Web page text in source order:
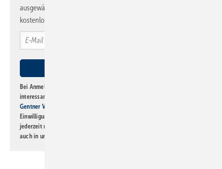
ausgewählte Informationen und Neuigkeiten, gebündelt und
kostenlos direkt ins Postfach.
Bei Anmeldung zu diesem Newsletter bin ich damit einverstanden, über
interessante Verlags- und Online-Angebote
Gentner Verlag GmbH & Co. KG
Einwilligung kann ich jederzeit widerrufen und eine Abmeldung ist
jederzeit möglich. Informationen zum Umgang mit Daten finden Sie
auch in unserer